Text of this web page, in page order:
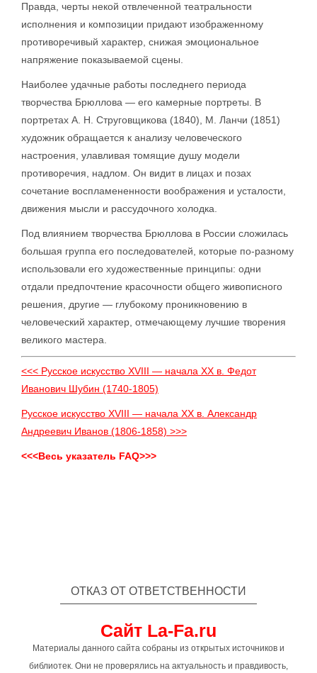
Правда, черты некой отвлеченной театральности
исполнения и композиции придают изображенному
противоречивый характер, снижая эмоциональное
напряжение показываемой сцены.
Наиболее удачные работы последнего периода
творчества Брюллова — его камерные портреты. В
портретах А. Н. Струговщикова (1840), М. Ланчи (1851)
художник обращается к анализу человеческого
настроения, улавливая томящие душу модели
противоречия, надлом. Он видит в лицах и позах
сочетание воспламененности воображения и усталости,
движения мысли и рассудочного холодка.
Под влиянием творчества Брюллова в России сложилась
большая группа его последователей, которые по-разному
использовали его художественные принципы: одни
отдали предпочтение красочности общего живописного
решения, другие — глубокому проникновению в
человеческий характер, отмечающему лучшие творения
великого мастера.
<<< Русское искусство XVIII — начала XX в. Федот
Иванович Шубин (1740-1805)
Русское искусство XVIII — начала XX в. Александр
Андреевич Иванов (1806-1858) >>>
<<<Весь указатель FAQ>>>
ОТКАЗ ОТ ОТВЕТСТВЕННОСТИ
Сайт La-Fa.ru
Материалы данного сайта собраны из открытых источников и
библиотек. Они не проверялись на актуальность и правдивость,